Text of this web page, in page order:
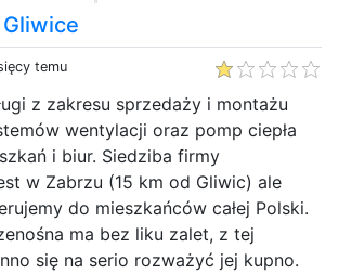
temu
z zakresu sprzedaży i montażu
wentylacji oraz pomp ciepła
i biur. Siedziba firmy
w Zabrzu (15 km od Gliwic) ale
do mieszkańców całej Polski.
ma bez liku zalet, z tej
się na serio rozważyć jej kupno.